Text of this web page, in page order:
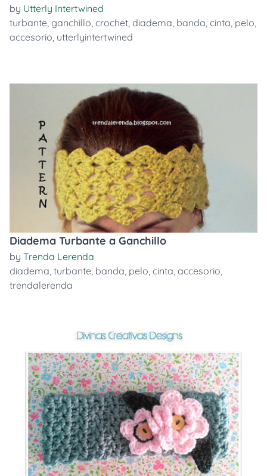
by Utterly Intertwined
turbante, ganchillo, crochet, diadema, banda, cinta, pelo,
accesorio, utterlyintertwined
Diadema Turbante a Ganchillo
by Trenda Lerenda
diadema, turbante, banda, pelo, cinta, accesorio,
trendalerenda